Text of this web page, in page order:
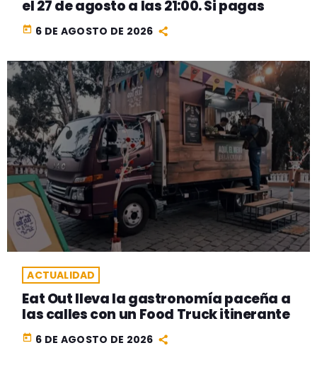
el 27 de agosto a las 21:00. Si pagas
today 6 DE AGOSTO DE 2026
ACTUALIDAD
Eat Out lleva la gastronomía paceña a
las calles con un Food Truck itinerante
today 6 DE AGOSTO DE 2026